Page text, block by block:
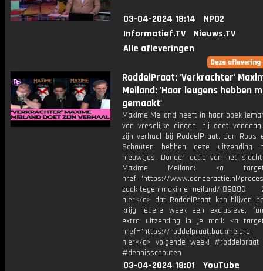
03-04-2024 18:14
NPO2
Informatief.TV
Nieuws.TV
Alle afleveringen
RoddelPraat: 'Verkrachter'
Meiland: 'Haar leugens hebben
gemaakt'
Maxime Meiland heeft in haar boek
van vreselijke dingen. hij doet
zijn verhaal bij RoddelPraat. Jan Roos
Schouten hebben deze uitzending
nieuwtjes. Doneer actie van het
Maxime Meiland: <a
href="https://www.doneeractie.nl/
zaak-tegen-maxime-meiland/-89886
hier</a> dat RoddelPraat kan blijven
krijg iedere week een exclusieve,
extra uitzending in je mail: <a
href="https://roddelpraat.backme.org
hier</a> volgende week!
#dennisschouten
03-04-2024 18:01
YouTube